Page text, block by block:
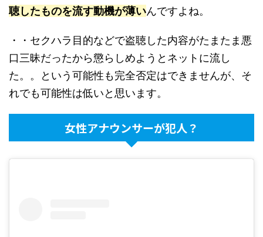
聴したものを流す動機が薄いんですよね。
・・セクハラ目的などで盗聴した内容がたまたま悪
口三昧だったから懲らしめようとネットに流し
た。。という可能性も完全否定はできませんが、そ
れでも可能性は低いと思います。
女性アナウンサーが犯人？